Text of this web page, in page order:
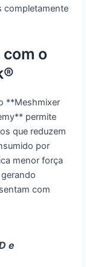
completamente
o
**Meshmixer
permite
que reduzem
por
menor força
com
e